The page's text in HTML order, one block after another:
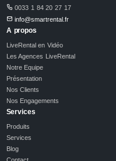
0033 1 84 20 27 17
info@smartrental.fr
A propos
LiveRental en Vidéo
Les Agences LiveRental
Notre Equipe
Présentation
Nos Clients
Nos Engagements
Services
Produits
Services
Blog
Contact